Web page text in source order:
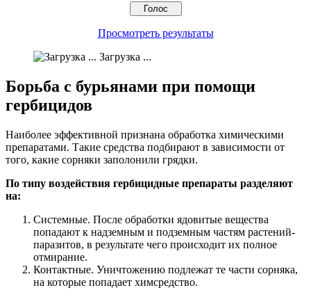
Просмотреть результаты
Загрузка ...
Борьба с бурьянами при помощи
гербицидов
Наиболее эффективной признана обработка химическими
препаратами. Такие средства подбирают в зависимости от
того, какие сорняки заполонили грядки.
По типу воздействия гербицидные препараты разделяют
на:
Системные. После обработки ядовитые вещества
попадают к надземным и подземным частям растений-
паразитов, в результате чего происходит их полное
отмирание.
Контактные. Уничтожению подлежат те части сорняка,
на которые попадает химсредство.